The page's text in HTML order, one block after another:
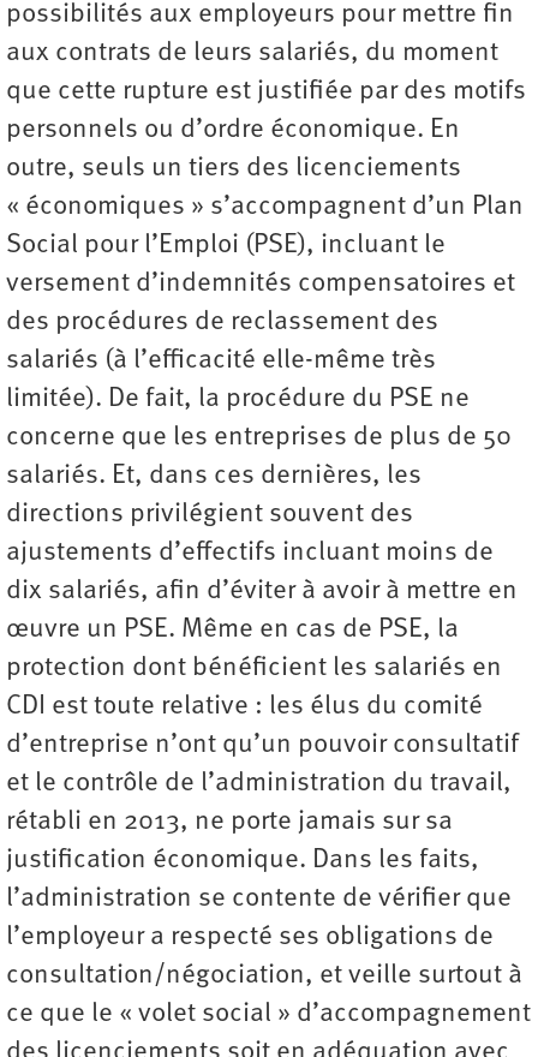
possibilités aux employeurs pour mettre fin
aux contrats de leurs salariés, du moment
que cette rupture est justifiée par des motifs
personnels ou d’ordre économique. En
outre, seuls un tiers des licenciements
« économiques » s’accompagnent d’un Plan
Social pour l’Emploi (PSE), incluant le
versement d’indemnités compensatoires et
des procédures de reclassement des
salariés (à l’efficacité elle-même très
limitée). De fait, la procédure du PSE ne
concerne que les entreprises de plus de 50
salariés. Et, dans ces dernières, les
directions privilégient souvent des
ajustements d’effectifs incluant moins de
dix salariés, afin d’éviter à avoir à mettre en
œuvre un PSE. Même en cas de PSE, la
protection dont bénéficient les salariés en
CDI est toute relative : les élus du comité
d’entreprise n’ont qu’un pouvoir consultatif
et le contrôle de l’administration du travail,
rétabli en 2013, ne porte jamais sur sa
justification économique. Dans les faits,
l’administration se contente de vérifier que
l’employeur a respecté ses obligations de
consultation/négociation, et veille surtout à
ce que le « volet social » d’accompagnement